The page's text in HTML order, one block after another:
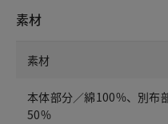
素材
素材
本体部分／綿100%、別布
50%